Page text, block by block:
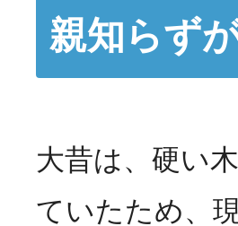
親知らず
大昔は、硬い
ていたため、